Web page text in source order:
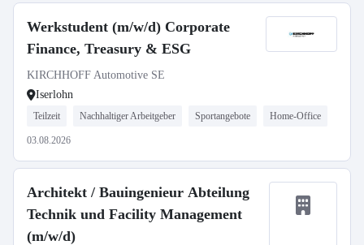
Werkstudent (m/w/d) Corporate
Finance, Treasury & ESG
KIRCHHOFF Automotive SE
Iserlohn
Teilzeit Nachhaltiger Arbeitgeber Sportangebote Home-Office
03.08.2026
Architekt / Bauingenieur Abteilung
Technik und Facility Management
(m/w/d)